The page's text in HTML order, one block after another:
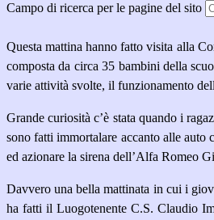
Campo di ricerca per le pagine del sito
Questa mattina hanno fatto visita alla
composta da circa 35 bambini della
varie attività svolte, il funzionamento
Grande curiosità c’è stata quando i
sono fatti immortalare accanto alle
ed azionare la sirena dell’Alfa Romeo
Davvero una bella mattinata in cui i
ha fatti il Luogotenente C.S. Claudio